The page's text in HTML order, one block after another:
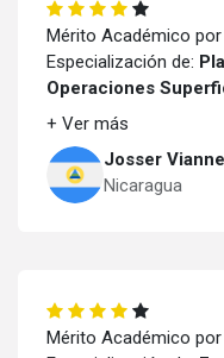
Mérito Académico
Especialización de:
Operaciones
+ Ver más
Josser
Nicaragua
Mérito Académico